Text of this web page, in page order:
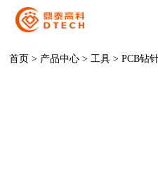
首页 > 产品中心 > 工具 >PCB钻